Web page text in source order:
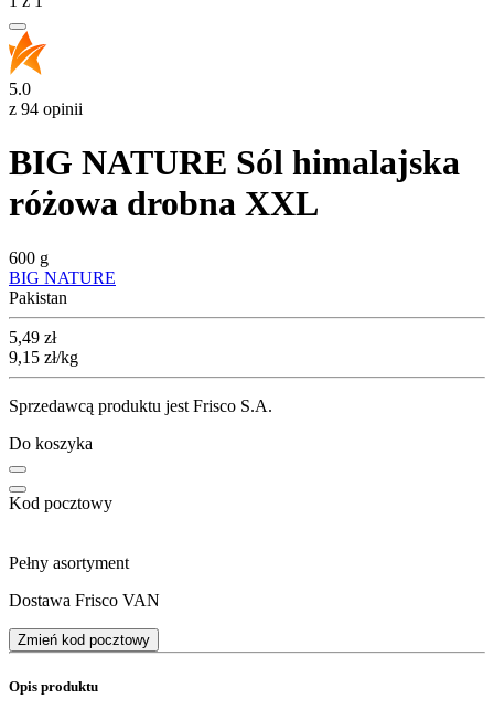
5.0
z 94 opinii
BIG NATURE Sól himalajska
różowa drobna XXL
600 g
BIG NATURE
Pakistan
Cena
5,49 zł
9,15 zł/kg
Sprzedawcą produktu jest Frisco S.A.
Do koszyka
Kod pocztowy
Pełny asortyment
Dostawa Frisco VAN
Zmień kod pocztowy
Opis produktu